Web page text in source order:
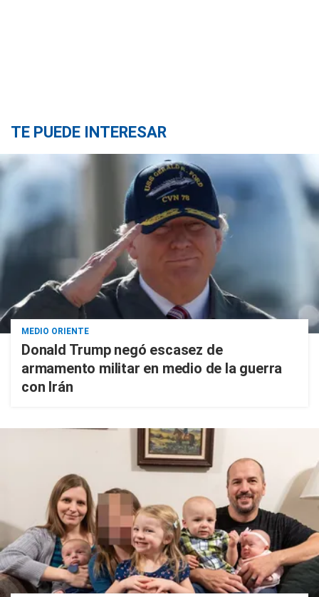
TE PUEDE INTERESAR
MEDIO ORIENTE
Donald Trump negó escasez de
armamento militar en medio de la guerra
con Irán